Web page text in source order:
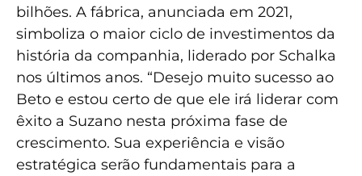
bilhões. A fábrica, anunciada em 2021,
simboliza o maior ciclo de investimentos da
história da companhia, liderado por Schalka
nos últimos anos. “Desejo muito sucesso ao
Beto e estou certo de que ele irá liderar com
êxito a Suzano nesta próxima fase de
crescimento. Sua experiência e visão
estratégica serão fundamentais para a